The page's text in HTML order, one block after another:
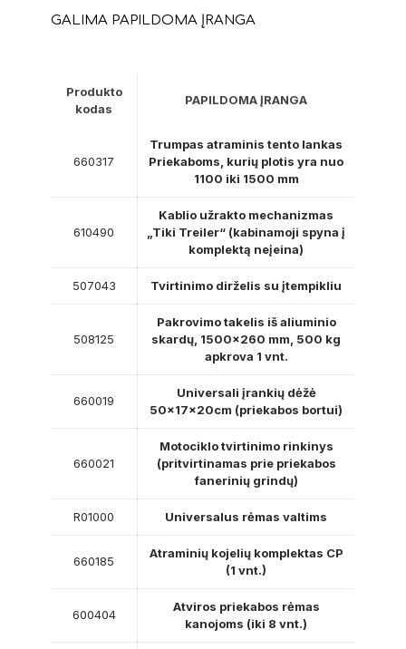
GALIMA PAPILDOMA ĮRANGA
Produkto
kodas
PAPILDOMA ĮRANGA
660317
Trumpas atraminis tento lankas
Priekaboms, kurių plotis yra nuo
1100 iki 1500 mm
610490
Kablio užrakto mechanizmas
„Tiki Treiler“ (kabinamoji spyna į
komplektą neįeina)
507043 Tvirtinimo dirželis su įtempikliu
508125
Pakrovimo takelis iš aliuminio
skardų, 1500×260 mm, 500 kg
apkrova 1 vnt.
660019
Universali įrankių dėžė
50x17x20cm (priekabos bortui)
660021
Motociklo tvirtinimo rinkinys
(pritvirtinamas prie priekabos
fanerinių grindų)
R01000 Universalus rėmas valtims
660185
Atraminių kojelių komplektas CP
(1 vnt.)
600404
Atviros priekabos rėmas
kanojoms (iki 8 vnt.)